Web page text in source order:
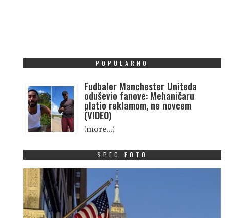
POPULARNO
Fudbaler Manchester Uniteda
oduševio fanove: Mehaničaru
platio reklamom, ne novcem
(VIDEO)
(more…)
SPEC FOTO